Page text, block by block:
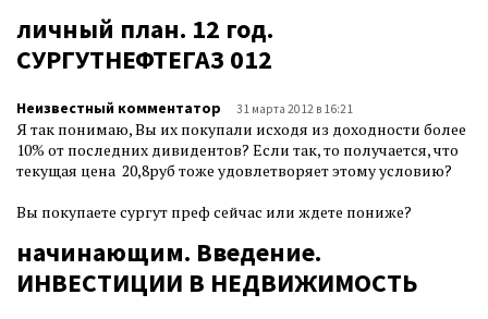
личный план. 12 год.
СУРГУТНЕФТЕГАЗ 012
Неизвестный комментатор 31 марта 2012 в 16:21
Я так понимаю, Вы их покупали исходя из доходности более
10% от последних дивидентов? Если так, то получается, что
текущая цена 20,8руб тоже удовлетворяет этому условию?
Вы покупаете сургут преф сейчас или ждете пониже?
начинающим. Введение.
ИНВЕСТИЦИИ В НЕДВИЖИМОСТЬ